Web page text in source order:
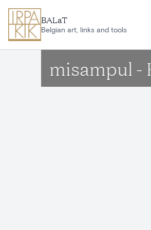
BALaT
Belgian art, links and tools
misampul -